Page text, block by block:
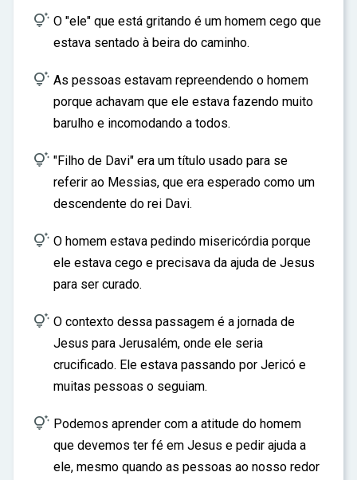
 O "ele" que está gritando é um homem cego que
estava sentado à beira do caminho.
 As pessoas estavam repreendendo o homem
porque achavam que ele estava fazendo muito
barulho e incomodando a todos.
 "Filho de Davi" era um título usado para se
referir ao Messias, que era esperado como um
descendente do rei Davi.
 O homem estava pedindo misericórdia porque
ele estava cego e precisava da ajuda de Jesus
para ser curado.
 O contexto dessa passagem é a jornada de
Jesus para Jerusalém, onde ele seria
crucificado. Ele estava passando por Jericó e
muitas pessoas o seguiam.
 Podemos aprender com a atitude do homem
que devemos ter fé em Jesus e pedir ajuda a
ele, mesmo quando as pessoas ao nosso redor